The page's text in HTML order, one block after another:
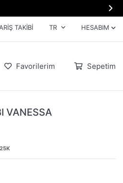

TAKIBI TR HESABIM
Favorilerim Sepetim
VANESSA